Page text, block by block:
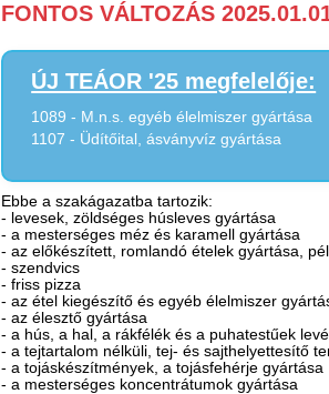
FONTOS VÁLTOZÁS
ÚJ TEÁOR '25 megfelelője:
1089 - M.n.s. egyéb élelmiszer gyártása
1107 - Üdítőital, ásványvíz gyártása
Ebbe a szakágazatba tartozik:
- levesek, zöldséges húsleves gyártása
- a mesterséges méz és karamell gyártása
- az előkészített, romlandó ételek gyártása,
- szendvics
- friss pizza
- az étel kiegészítő és egyéb élelmiszer
- az élesztő gyártása
- a hús, a hal, a rákfélék és a puhatestűek
- a tejtartalom nélküli, tej- és sajthelyettesítő
- a tojáskészítmények, a tojásfehérje gyártása
- a mesterséges koncentrátumok gyártása